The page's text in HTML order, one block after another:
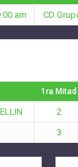
am CD
1ra Mitad
2
3